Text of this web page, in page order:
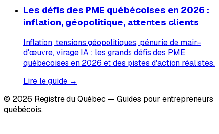
Les défis des PME québécoises en 2026 :
inflation, géopolitique, attentes clients
Inflation, tensions géopolitiques, pénurie de main-
d'œuvre, virage IA : les grands défis des PME
québécoises en 2026 et des pistes d'action réalistes.
Lire le guide →
© 2026 Registre du Québec — Guides pour entrepreneurs
québécois.